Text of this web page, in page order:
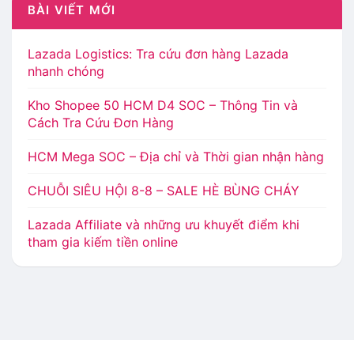
BÀI VIẾT MỚI
Lazada Logistics: Tra cứu đơn hàng Lazada
nhanh chóng
Kho Shopee 50 HCM D4 SOC – Thông Tin và
Cách Tra Cứu Đơn Hàng
HCM Mega SOC – Địa chỉ và Thời gian nhận hàng
CHUỖI SIÊU HỘI 8-8 – SALE HÈ BÙNG CHÁY
Lazada Affiliate và những ưu khuyết điểm khi
tham gia kiếm tiền online